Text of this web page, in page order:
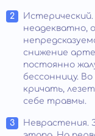
неадекватно,
снижение
постоянно
бессонницу.
кричать,
себе травмы.
Неврастения.